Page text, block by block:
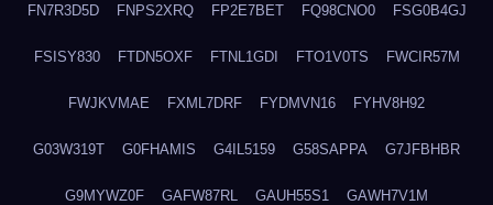
FN7R3D5D FNPS2XRQ FP2E7BET FQ98CNO0 FSG0B4GJ
FSISY830 FTDN5OXF FTNL1GDI FTO1V0TS FWCIR57M
FWJKVMAE FXML7DRF FYDMVN16 FYHV8H92
G03W319T G0FHAMIS G4IL5159 G58SAPPA G7JFBHBR
G9MYWZ0F GAFW87RL GAUH55S1 GAWH7V1M